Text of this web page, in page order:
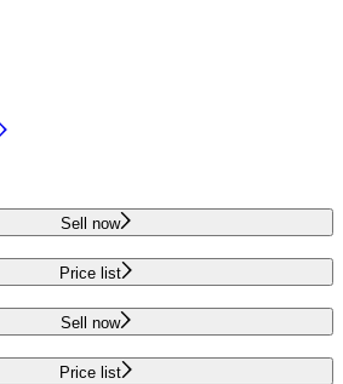
Sell now
Price list
Sell now
Price list